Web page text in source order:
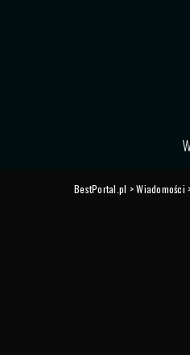
BestPortal.pl >Wiadomości